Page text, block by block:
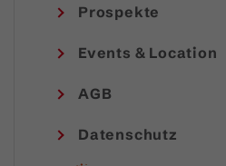
Prospekte
Events & Location
AGB
Datenschutz